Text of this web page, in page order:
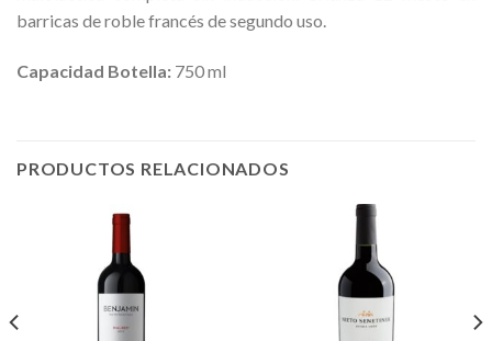
barricas de roble francés de segundo uso.
Capacidad Botella: 750 ml
PRODUCTOS RELACIONADOS